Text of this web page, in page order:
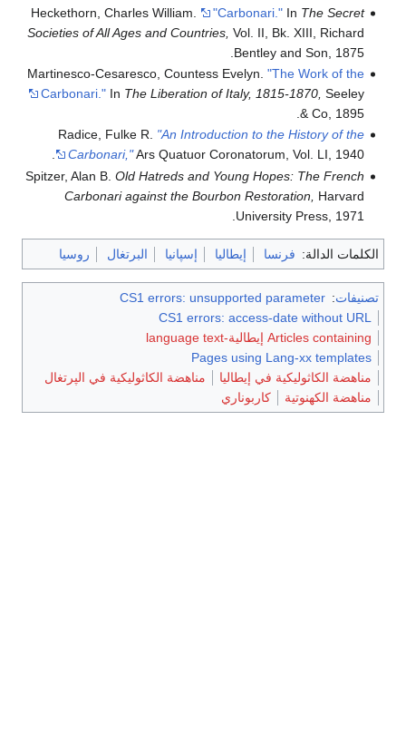
Heckethorn, Charles William.
"Carbonari."In The Secret
Societies of All Ages and Countries, Vol. II, Bk. XIII, Richard
Bentley and Son, 1875.
Martinesco-Cesaresco, Countess Evelyn. "The Work of the
Carbonari."In The Liberation of Italy, 1815-1870, Seeley
& Co, 1895.
Radice, Fulke R. "An Introduction to the History of the
Carbonari,"Ars Quatuor Coronatorum, Vol. LI, 1940.
Spitzer, Alan B. Old Hatreds and Young Hopes: The French
Carbonari against the Bourbon Restoration,
Harvard
University Press, 1971.
الكلمات الدالة: فرنسا إيطاليا إسپانيا البرتغال روسيا
تصنيفات:
CS1 errors: unsupported parameter
CS1 errors: access-date without URL
Articles containing إيطالية-language text
Pages using Lang-xx templates
مناهضة الكاثوليكية في إيطاليا
مناهضة الكاثوليكية في الپرتغال
مناهضة الكهنوتية
كاربوناري